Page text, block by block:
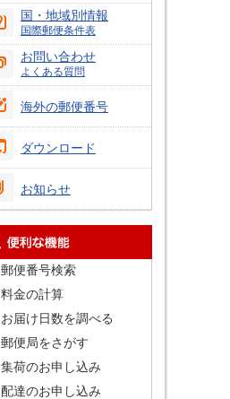
国・地域別情報
国際郵便条件表
お問い合わせ
よくある質問
海外の郵便番号
ダウンロード
お知らせ
郵便番号検索
料金の計算
お届け日数を調べる
郵便局をさがす
集荷のお申し込み
配達のお申し込み